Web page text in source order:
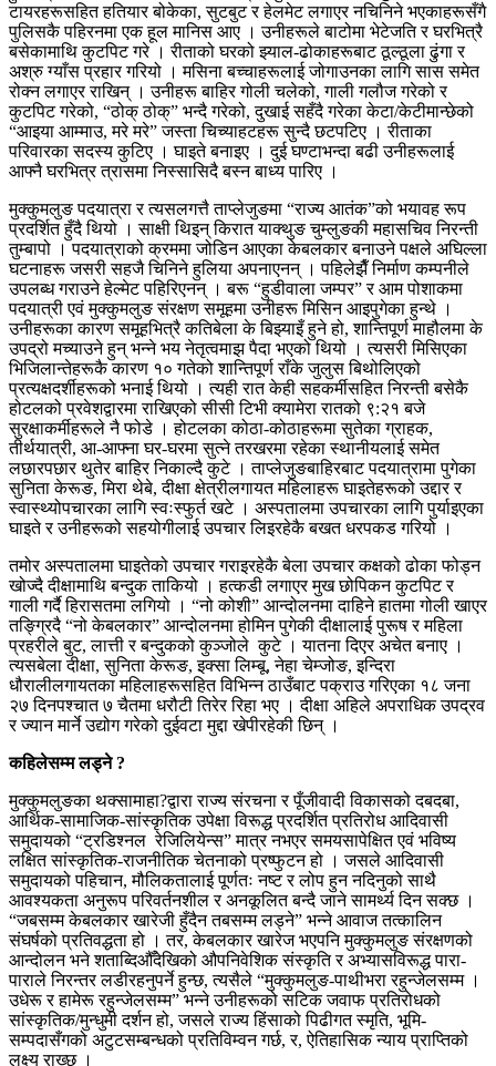
टायरहरूसहित हतियार बोकेका, सुटबुट र हेलमेट लगाएर नचिनिने भएकाहरूसँगै
पुलिसकै पहिरनमा एक हूल मानिस आए । उनीहरूले बाटोमा भेटेजति र घरभित्रै
बसेकामाथि कुटपिट गरे । रीताको घरको झ्याल-ढोकाहरूबाट ठूल्ठूला ढुंगा र
अश्रु ग्याँस प्रहार गरियो । मसिना बच्चाहरूलाई जोगाउनका लागि सास समेत
रोक्न लगाएर राखिन् । उनीहरू बाहिर गोली चलेको, गाली गलौज गरेको र
कुटपिट गरेको, “ठोक् ठोक्” भन्दै गरेको, दुखाई सहँदै गरेका केटा/केटीमान्छेको
“आइया आम्माउ, मरे मरे” जस्ता चिच्याहटहरू सुन्दै छटपटिए । रीताका
परिवारका सदस्य कुटिए । घाइते बनाइए । दुई घण्टाभन्दा बढी उनीहरूलाई
आफ्नै घरभित्र त्रासमा निस्सासिदै बस्न बाध्य पारिए ।
मुक्कुमलुङ पदयात्रा र त्यसलगत्तै ताप्लेजुङमा “राज्य आतंक”को भयावह रूप
प्रदर्शित हुँदै थियो । साक्षी थिइन् किरात याक्थुङ चुम्लुङकी महासचिव निरन्ती
तुम्बापो । पदयात्राको क्रममा जोडिन आएका केबलकार बनाउने पक्षले अघिल्ला
घटनाहरू जसरी सहजै चिनिने हुलिया अपनाएनन् । पहिलेझैँ निर्माण कम्पनीले
उपलब्ध गराउने हेल्मेट पहिरिएनन् । बरू “हुडीवाला जम्पर” र आम पोशाकमा
पदयात्री एवं मुक्कुमलुङ संरक्षण समूहमा उनीहरू मिसिन आइपुगेका हुन्थे ।
उनीहरूका कारण समूहभित्रै कतिबेला के बिझ्याइँ हुने हो, शान्तिपूर्ण माहौलमा के
उपद्रो मच्याउने हुन् भन्ने भय नेतृत्वमाझ पैदा भएको थियो । त्यसरी मिसिएका
भिजिलान्तेहरूकै कारण १० गतेको शान्तिपूर्ण राँके जुलुस बिथोलिएको
प्रत्यक्षदर्शीहरूको भनाई थियो । त्यही रात केही सहकर्मीसहित निरन्ती बसेकै
होटलको प्रवेशद्वारमा राखिएको सीसी टिभी क्यामेरा रातको ९:२१ बजे
सुरक्षाकर्मीहरूले नै फोडे । होटलका कोठा-कोठाहरूमा सुतेका ग्राहक,
तीर्थयात्री, आ-आफ्ना घर-घरमा सुत्ने तरखरमा रहेका स्थानीयलाई समेत
लछारपछार थुतेर बाहिर निकाल्दै कुटे । ताप्लेजुङबाहिरबाट पदयात्रामा पुगेका
सुनिता केरूङ, मिरा थेबे, दीक्षा क्षेत्रीलगायत महिलाहरू घाइतेहरूको उद्दार र
स्वास्थ्योपचारका लागि स्वःस्फुर्त खटे । अस्पतालमा उपचारका लागि पुर्याइएका
घाइते र उनीहरूको सहयोगीलाई उपचार लिइरहेकै बखत धरपकड गरियो ।
तमोर अस्पतालमा घाइतेको उपचार गराइरहेकै बेला उपचार कक्षको ढोका फोड्न
खोज्दै दीक्षामाथि बन्दुक ताकियो । हत्कडी लगाएर मुख छोपिकन कुटपिट र
गाली गर्दै हिरासतमा लगियो । “नो कोशी” आन्दोलनमा दाहिने हातमा गोली खाएर
तङ्ग्रिदै “नो केबलकार” आन्दोलनमा होमिन पुगेकी दीक्षालाई पुरूष र महिला
प्रहरीले बुट, लात्ती र बन्दुकको कुञ्जोले कुटे । यातना दिएर अचेत बनाए ।
त्यसबेला दीक्षा, सुनिता केरूङ, इक्सा लिम्बू, नेहा चेम्जोङ, इन्दिरा
धौरालीलगायतका महिलाहरूसहित विभिन्न ठाउँबाट पक्राउ गरिएका १८ जना
२७ दिनपश्चात ७ चैतमा धरौटी तिरेर रिहा भए । दीक्षा अहिले अपराधिक उपद्रव
र ज्यान मार्ने उद्योग गरेको दुईवटा मुद्दा खेपीरहेकी छिन् ।
कहिलेसम्म लड्ने ?
मुक्कुमलुङका थक्सामाहा?द्वारा राज्य संरचना र पूँजीवादी विकासको दबदबा,
आर्थिक-सामाजिक-सांस्कृतिक उपेक्षा विरूद्ध प्रदर्शित प्रतिरोध आदिवासी
समुदायको “ट्रडिश्नल रेजिलियेन्स” मात्र नभएर समयसापेक्षित एवं भविष्य
लक्षित सांस्कृतिक-राजनीतिक चेतनाको प्रष्फुटन हो । जसले आदिवासी
समुदायको पहिचान, मौलिकतालाई पूर्णतः नष्ट र लोप हुन नदिनुको साथै
आवश्यकता अनुरूप परिवर्तनशील र अनकूलित बन्दै जाने सामर्थ्य दिन सक्छ ।
“जबसम्म केबलकार खारेजी हुँदैन तबसम्म लड्ने” भन्ने आवाज तत्कालिन
संघर्षको प्रतिवद्धता हो । तर, केबलकार खारेज भएपनि मुक्कुमलुङ संरक्षणको
आन्दोलन भने शताब्दिऔँदेखिको औपनिवेशिक संस्कृति र अभ्यासविरूद्ध पारा-
पाराले निरन्तर लडीरहनुपर्ने हुन्छ, त्यसैले “मुक्कुमलुङ-पाथीभरा रहुन्जेलसम्म ।
उधेरू र हामेरू रहुन्जेलसम्म” भन्ने उनीहरूको सटिक जवाफ प्रतिरोधको
सांस्कृतिक/मुन्धुमी दर्शन हो, जसले राज्य हिंसाको पिढीगत स्मृति, भूमि-
सम्पदासँगको अटुटसम्बन्धको प्रतिविम्वन गर्छ, र, ऐतिहासिक न्याय प्राप्तिको
लक्ष्य राख्छ ।